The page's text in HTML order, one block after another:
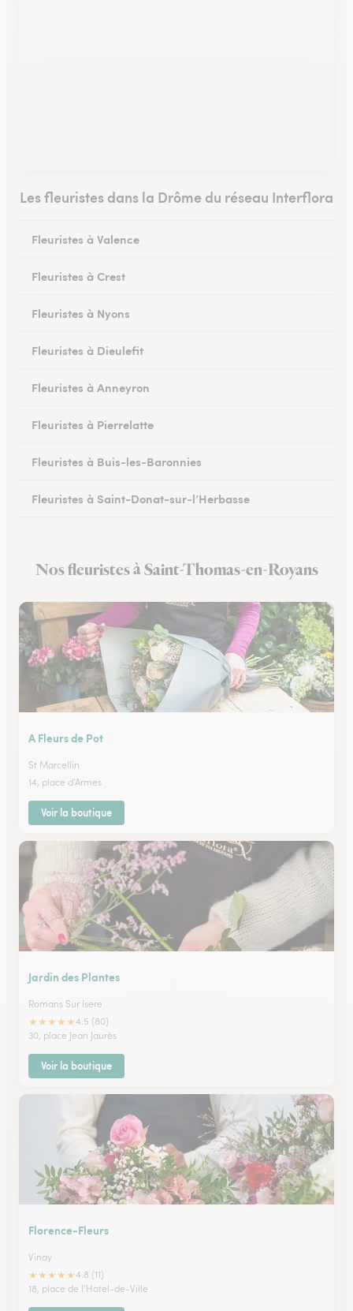
Les fleuristes dans la Drôme du réseau Interflora
Fleuristes à Valence
Fleuristes à Crest
Fleuristes à Nyons
Fleuristes à Dieulefit
Fleuristes à Anneyron
Fleuristes à Pierrelatte
Fleuristes à Buis-les-Baronnies
Fleuristes à Saint-Donat-sur-l’Herbasse
Fleuristes à Portes-lès-Valence
Nos fleuristes à Saint-Thomas-en-Royans
A Fleurs de Pot
St Marcellin
14, place d'Armes
Voir la boutique
Jardin des Plantes
Romans Sur Isere
★★★★★4.5 (80)
30, place Jean Jaurès
Voir la boutique
Florence-Fleurs
Vinay
★★★★★4.8 (11)
18, place de l'Hotel-de-Ville